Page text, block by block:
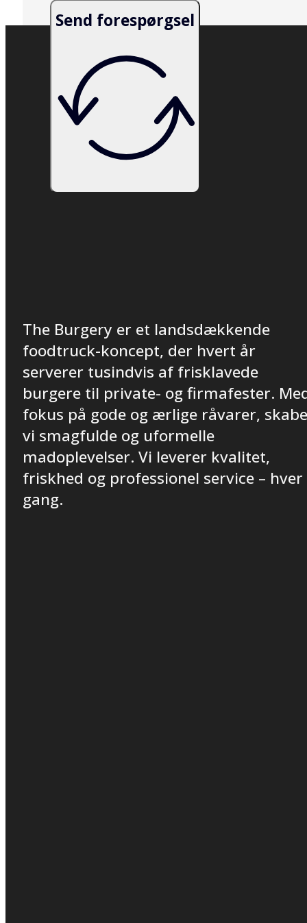
Send forespørgsel
The Burgery er et landsdækkende
foodtruck-koncept, der hvert år
serverer tusindvis af frisklavede
burgere til private- og firmafester.
fokus på gode og ærlige råvarer,
vi smagfulde og uformelle
madoplevelser. Vi leverer kvalitet,
friskhed og professionel service – hver
gang.